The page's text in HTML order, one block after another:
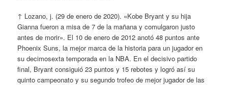
↑ Lozano, j. (29 de enero de 2020). «Kobe Bryant y su hija
Gianna fueron a misa de 7 de la mañana y comulgaron justo
antes de morir». El 10 de enero de 2012 anotó 48 puntos ante
Phoenix Suns, la mejor marca de la historia para un jugador en
su decimosexta temporada en la NBA. En el decisivo partido
final, Bryant consiguió 23 puntos y 15 rebotes y logró así su
quinto campeonato y su segundo trofeo de mejor jugador de las